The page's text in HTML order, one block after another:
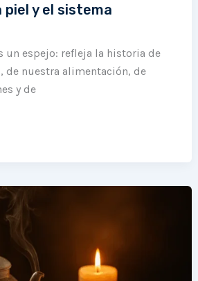
piel y el sistema
un espejo: refleja la historia de
de nuestra alimentación, de
y de